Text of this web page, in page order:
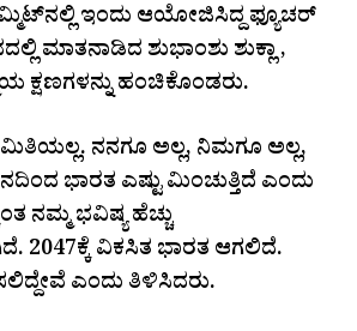
ಇಂದು ಆಯೋಜಿಸಿದ್ದ ಫ್ಯೂಚರ್
ಮಾತನಾಡಿದ ಶುಭಾಂಶು ಶುಕ್ಲಾ ,
ಹಂಚಿಕೊಂಡರು.
ಮಿತಿಯಲ್ಲ. ನನಗೂ ಅಲ್ಲ, ನಿಮಗೂ ಅಲ್ಲ,
ಭಾರತ ಎಷ್ಟು ಮಿಂಚುತ್ತಿದೆ ಎಂದು
ನಮ್ಮ ಭವಿಷ್ಯ ಹೆಚ್ಚು
2047ಕ್ಕೆ ವಿಕಸಿತ ಭಾರತ ಆಗಲಿದೆ.
ಎಂದು ತಿಳಿಸಿದರು.‌